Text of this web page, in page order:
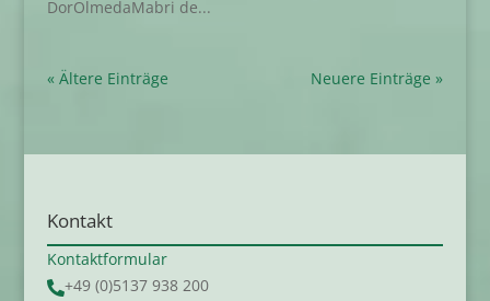
DorOlmedaMabri de...
« Ältere Einträge Neuere Einträge »
Kontakt
Kontaktformular
+49 (0)5137 938 200